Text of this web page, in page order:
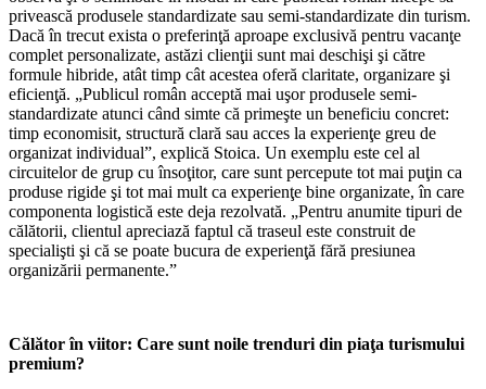
privească produsele standardizate sau semi-standardizate din turism.
Dacă în trecut exista o preferinţă aproape exclusivă pentru vacanţe
complet personalizate, astăzi clienţii sunt mai deschişi şi către
formule hibride, atât timp cât acestea oferă claritate, organizare şi
eficienţă. „Publicul român acceptă mai uşor produsele semi-
standardizate atunci când simte că primeşte un beneficiu concret:
timp economisit, structură clară sau acces la experienţe greu de
organizat individual”, explică Stoica. Un exemplu este cel al
circuitelor de grup cu însoţitor, care sunt percepute tot mai puţin ca
produse rigide şi tot mai mult ca experienţe bine organizate, în care
componenta logistică este deja rezolvată. „Pentru anumite tipuri de
călătorii, clientul apreciază faptul că traseul este construit de
specialişti şi că se poate bucura de experienţă fără presiunea
organizării permanente.”
Călător în viitor: Care sunt noile trenduri din piaţa turismului
premium?